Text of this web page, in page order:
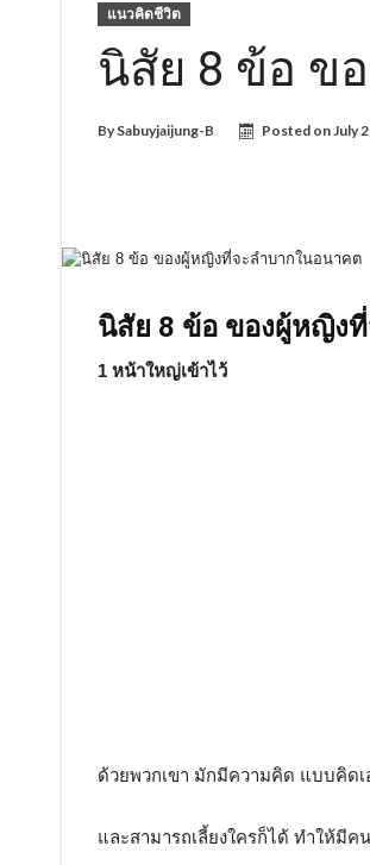
แนวคิดชีวิต
นิสัย 8 ข้อ ข
By Sabuyjaijung-B Posted onJuly
นิสัย 8 ข้อ ของผู้หญิง
1 หน้าใหญ่เข้าไว้
ด้วยพวกเขา มักมีความคิด แบบคิดเ
และสามารถเลี้ยงใครก็ได้ ทำให้มี